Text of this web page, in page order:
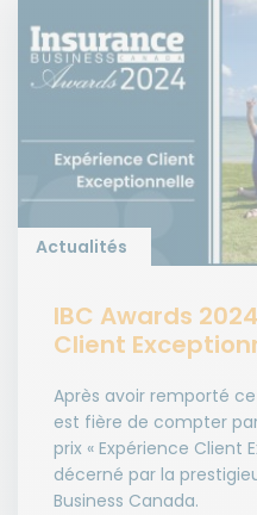
Actualités
IBC Awards
Client
Après avoir remporté ce
est fière de compter
prix « Expérience Client
décerné par la
Business Canada.